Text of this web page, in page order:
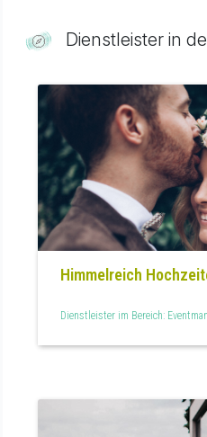
Dienstleister in
Himmelreich
Dienstleister im Bereich: